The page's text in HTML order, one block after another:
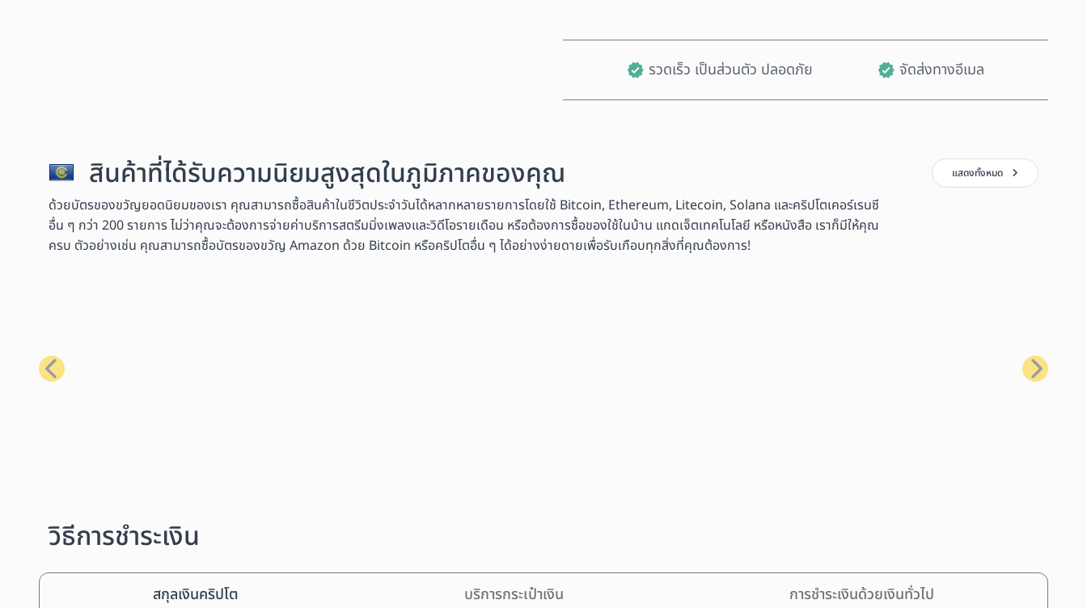
รวดเร็ว เป็นส่วนตัว ปลอดภัย จัดส่งทางอีเมล
สินค้าที่ได้รับความนิยมสูงสุดในภูมิภาคของคุณ
ด้วยบัตรของขวัญยอดนิยมของเรา คุณสามารถซื้อสินค้าในชีวิตประจำวันได้หลากหลายรายการโดยใช้ Bitcoin, Ethereum, Litecoin, Solana และคริปโตเคอร์เรนซี
อื่น ๆ กว่า 200 รายการ ไม่ว่าคุณจะต้องการจ่ายค่าบริการสตรีมมิ่งเพลงและวิดีโอรายเดือน หรือต้องการซื้อของใช้ในบ้าน แกดเจ็ตเทคโนโลยี หรือหนังสือ เราก็มีให้คุณ
ครบ ตัวอย่างเช่น คุณสามารถซื้อบัตรของขวัญ Amazon ด้วย Bitcoin หรือคริปโตอื่น ๆ ได้อย่างง่ายดายเพื่อรับเกือบทุกสิ่งที่คุณต้องการ!
แสดงทั้งหมด
ก่อนหน้า ถัดไป
วิธีการชำระเงิน
สกุลเงินคริปโต บริการกระเป๋าเงิน การชำระเงินด้วยเงินทั่วไป